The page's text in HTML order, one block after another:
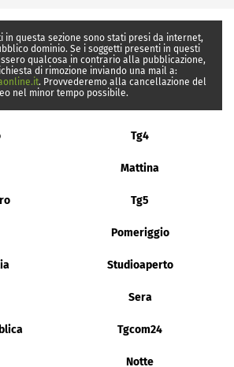
in questa sezione sono stati presi da internet,
dominio. Se i soggetti presenti in questi
qualcosa in contrario alla pubblicazione,
di rimozione inviando una mail a:
. Provvederemo alla cancellazione del
nel minor tempo possibile.
Tg4
Mattina
Tg5
Pomeriggio
Studioaperto
Sera
Tgcom24
Notte